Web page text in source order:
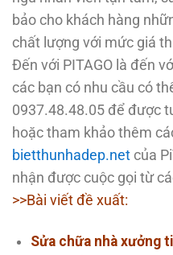
bảo cho khách hàng
chất lượng với mức giá
Đến với PITAGO là đến
các bạn có nhu cầu có
0937.48.48.05 để được
hoặc tham khảo thêm
bietthunhadep.net của
nhận được cuộc gọi từ
>>Bài viết đề xuất:
Sửa chữa nhà xưởng